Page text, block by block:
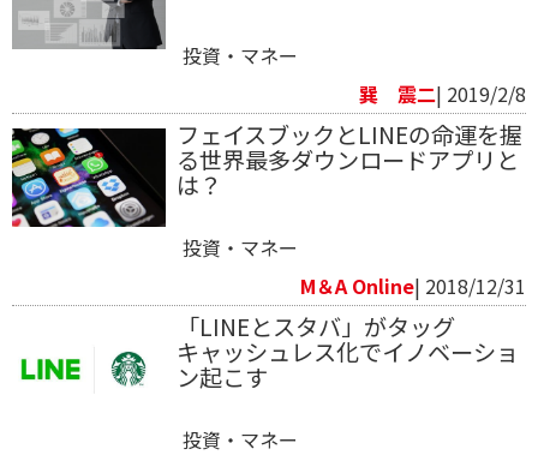
投資・マネー
巽 震二| 2019/2/8
フェイスブックとLINEの命運を握
る世界最多ダウンロードアプリと
は？
投資・マネー
M＆A Online| 2018/12/31
「LINEとスタバ」がタッグ
キャッシュレス化でイノベーショ
ン起こす
投資・マネー